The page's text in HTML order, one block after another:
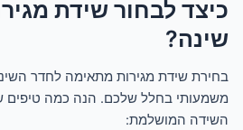
כיצד לבחור שידת
שינה?
בחירת שידת מגירות מתאימה לחדר
משמעותי בחלל שלכם. הנה כמה טיפים
השידה המושלמת: